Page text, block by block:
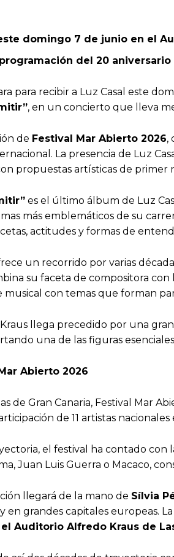
domingo 7 de junio en el
del 20
para recibir a Luz Casal este
, en un concierto que lleva
de Festival Mar Abierto 2026,
La presencia de Luz
propuestas artísticas de primer
es el último álbum de Luz
más emblemáticos de su
actitudes y formas de
un recorrido por varias
su faceta de compositora
con temas que forman
llega precedido por una
una de las figuras
Abierto 2026
de Gran Canaria, Festival
de 11 artistas
el festival ha contado
Juan Luis Guerra o Macaco,
llegará de la mano de Sílvia
grandes capitales europeas.
Auditorio Alfredo Kraus de